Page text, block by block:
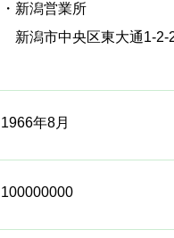
・新潟営業所
新潟市中央区東大通1-
1966年8月
100000000